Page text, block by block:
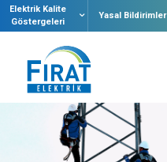
Elektrik Kalite
Göstergeleri
Yasal Bildirimler